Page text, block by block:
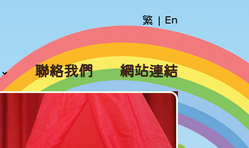
繁 | En
聯絡我們 網站連結